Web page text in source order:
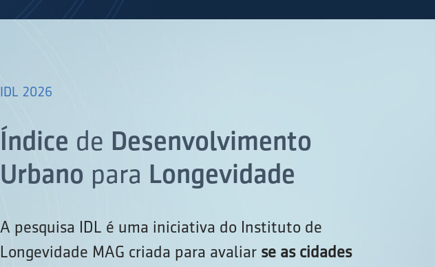
IDL 2026
Índice de Desenvolvimento
Urbano para Longevidade
A pesquisa IDL é uma iniciativa do Instituto de
Longevidade MAG criada para avaliar se as cidades